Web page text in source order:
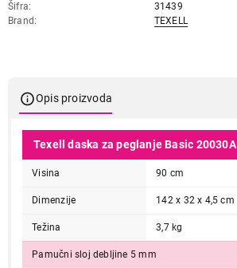
Šifra
31439
Brand
TEXELL
Opis proizvoda
Texell daska za peglanje Basic 20030A
Visina 90 cm
Dimenzije 142 x 32 x 4,5 cm
Težina 3,7 kg
Pamučni sloj debljine 5 mm